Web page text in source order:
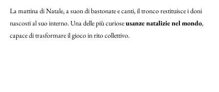
La mattina di Natale, a suon di bastonate e canti, il tronco restituisce i doni
nascosti al suo interno. Una delle più curioseusanze natalizie nel mondo,
capace di trasformare il gioco in rito collettivo.